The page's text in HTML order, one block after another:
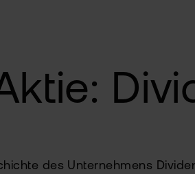
des Unternehmens